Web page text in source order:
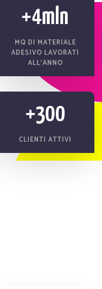
+4mln
MQ DI MATERIALE
ADESIVO LAVORATI
ALL’ANNO
+300
CLIENTI ATTIVI